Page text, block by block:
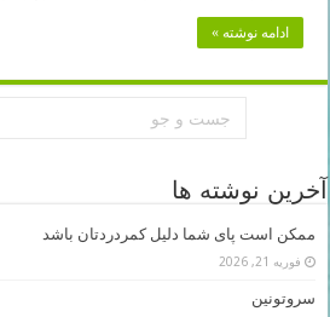
ادامه نوشته »
آخرین نوشته ها
ممکن است پای شما دلیل کمردردتان باشد
فوریه 21, 2026
سروتونین